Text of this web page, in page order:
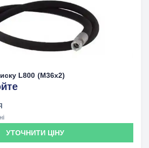
L800 (M36х2)
УТОЧНИТИ ЦІНУ